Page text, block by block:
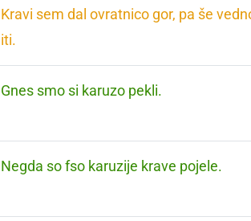
Kravi sem dal ovratnico gor, pa še
iti.
Gnes smo si karuzo pekli.
Negda so fso karuzije krave pojele.